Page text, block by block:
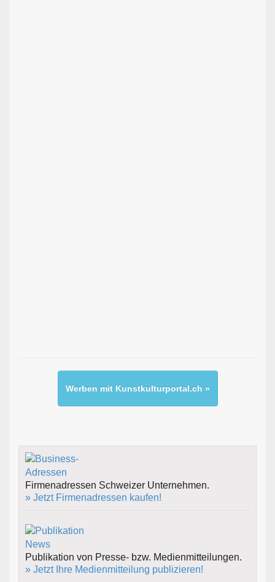
Werben mit Kunstkulturportal.ch »
Firmenadressen Schweizer Unternehmen.
» Jetzt Firmenadressen kaufen!
Publikation von Presse- bzw. Medienmitteilungen.
» Jetzt Ihre Medienmitteilung publizieren!